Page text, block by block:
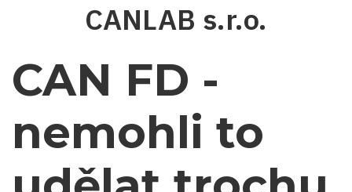
obsahu
CANLAB s.r.o.
CAN FD -
nemohli to